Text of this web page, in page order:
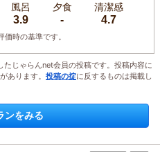
風呂
3.9
夕食
-
清潔感
4.7
時の基準です。
じゃらんnet会員の投稿です。投稿内容に
あります。 投稿の掟に反するものは掲載し
ンをみる